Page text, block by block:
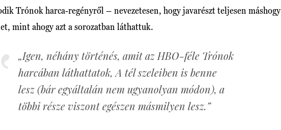
Trónok harca-regényről – nevezetesen, hogy javarészt teljesen máshogy
mint ahogy azt a sorozatban láthattuk.
„Igen, néhány történés, amit az HBO-féle Trónok
harcában láthattatok, A tél szeleiben is benne
lesz (bár egyáltalán nem ugyanolyan módon), a
többi része viszont egészen másmilyen lesz.”